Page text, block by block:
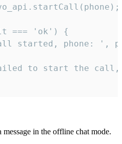
=== 'ok') {
started, phone: ',
to start the
in the offline chat mode.